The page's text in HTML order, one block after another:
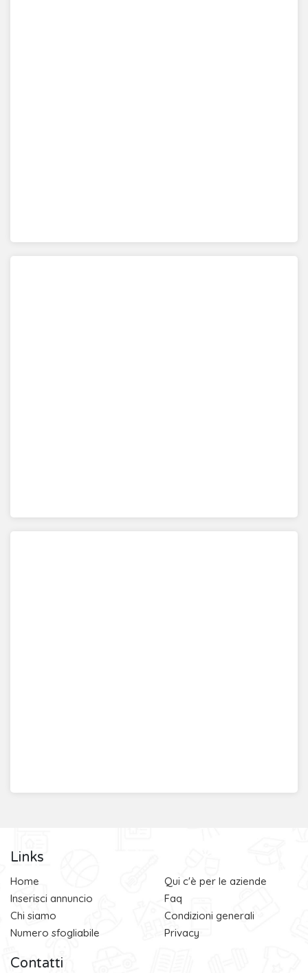
Links
Home
Inserisci annuncio
Chi siamo
Numero sfogliabile
Qui c'è per le aziende
Faq
Condizioni generali
Privacy
Contatti